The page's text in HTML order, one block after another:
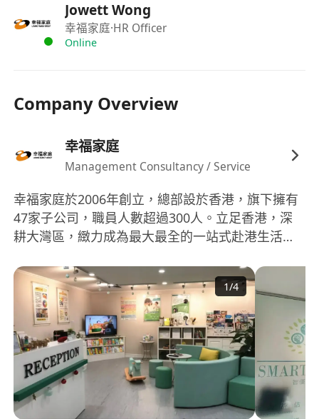
Jowett Wong
幸福家庭·HR Officer
Online
Company Overview
幸福家庭
Management Consultancy / Service
幸福家庭於2006年創立，總部設於香港，旗下擁有
47家子公司，職員人數超過300人。立足香港，深
耕大灣區，緻力成為最大最全的一站式赴港生活服
120萬以上，業務涵蓋香港教育、香港移民、安家服
務、赴港就醫、基因檢測、理財地産、秘書服務、
傳媒推廣等多個領域。
1/4